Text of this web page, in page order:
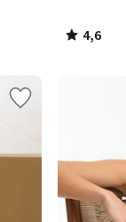
4,6
/